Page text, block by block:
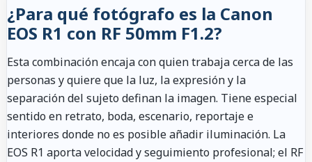
¿Para qué fotógrafo es la Canon
EOS R1 con RF 50mm F1.2?
Esta combinación encaja con quien trabaja cerca de las
personas y quiere que la luz, la expresión y la
separación del sujeto definan la imagen. Tiene especial
sentido en retrato, boda, escenario, reportaje e
interiores donde no es posible añadir iluminación. La
EOS R1 aporta velocidad y seguimiento profesional; el RF